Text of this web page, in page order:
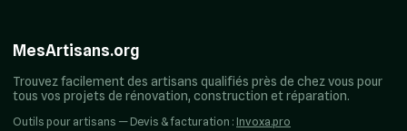
MesArtisans.org
Trouvez facilement des artisans qualifiés près de chez vous pour
tous vos projets de rénovation, construction et réparation.
Outils pour artisans — Devis & facturation : Invoxa.pro